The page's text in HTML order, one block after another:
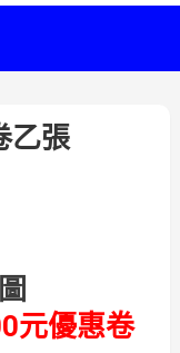
乙張
元優惠卷